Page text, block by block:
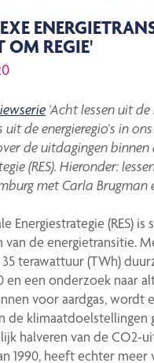
OM REGIE'
'Acht lessen uit de
uit de energieregio's in
de uitdagingenbinnen
(RES). Hieronder:
met Carla Brugman
Energiestrategie (RES)
van de energietransitie.
terawattuur (TWh)
en een onderzoek naar
voor aardgas, wordt
de klimaatdoelstellingen
halveren van de CO2-
1990, heeft echter meer